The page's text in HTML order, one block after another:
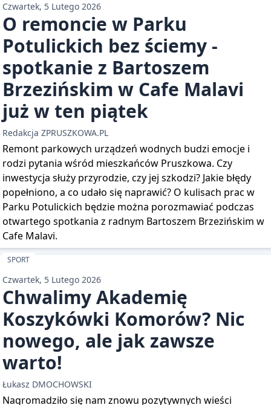
Czwartek, 5 Lutego 2026
O remoncie w Parku
Potulickich bez ściemy -
spotkanie z Bartoszem
Brzezińskim w Cafe Malavi
już w ten piątek
Redakcja ZPRUSZKOWA.PL
Remont parkowych urządzeń wodnych budzi emocje i
rodzi pytania wśród mieszkańców Pruszkowa. Czy
inwestycja służy przyrodzie, czy jej szkodzi? Jakie błędy
popełniono, a co udało się naprawić? O kulisach prac w
Parku Potulickich będzie można porozmawiać podczas
otwartego spotkania z radnym Bartoszem Brzezińskim w
Cafe Malavi.
SPORT
Czwartek, 5 Lutego 2026
Chwalimy Akademię
Koszykówki Komorów? Nic
nowego, ale jak zawsze
warto!
Łukasz DMOCHOWSKI
Nagromadziło się nam znowu pozytywnych wieści